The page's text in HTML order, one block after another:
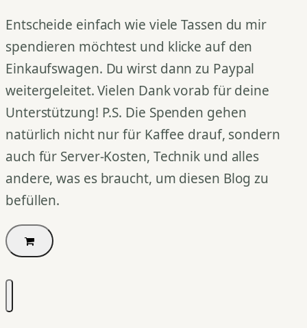
Entscheide einfach wie viele Tassen du mir
spendieren möchtest und klicke auf den
Einkaufswagen. Du wirst dann zu Paypal
weitergeleitet. Vielen Dank vorab für deine
Unterstützung! P.S. Die Spenden gehen
natürlich nicht nur für Kaffee drauf, sondern
auch für Server-Kosten, Technik und alles
andere, was es braucht, um diesen Blog zu
befüllen.